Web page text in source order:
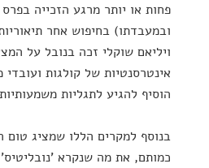
פחות או יותר מרגע הזכייה
ובמעבדתו) בחיפוש אחר
ויליאם שוקלי זכה בנובל על
אינטרסנטיות של קולגות
הוסיף להגיע לתגליות
בנוסף למקרים הללו שמציג